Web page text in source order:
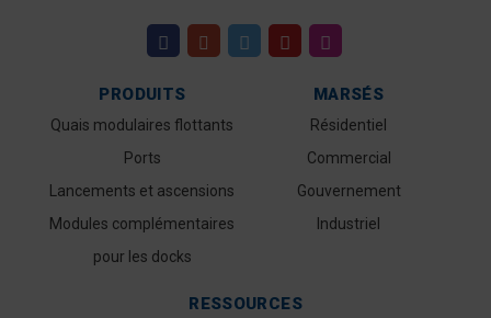
PRODUITS
Quais modulaires flottants
Ports
Lancements et ascensions
Modules complémentaires
pour les docks
MARSÉS
Résidentiel
Commercial
Gouvernement
Industriel
RESSOURCES